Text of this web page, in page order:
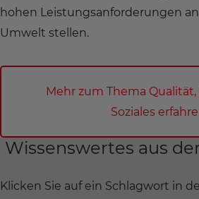
hohen Leistungsanforderungen
Umwelt stellen.
Mehr zum Thema
Soziales
Wissenswertes aus
Klicken Sie auf ein Schlagwort in